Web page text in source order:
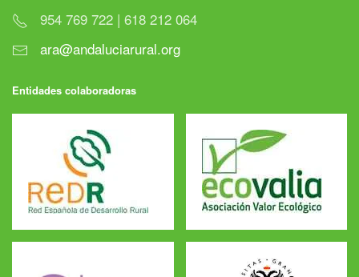
954 769 722 | 618 212 064
ara@andaluciarural.org
Entidades colaboradoras